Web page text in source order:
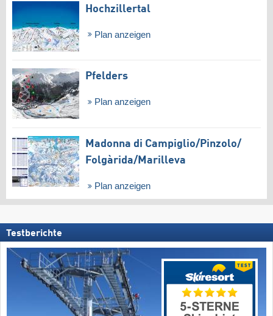
Hochzillertal
Plan anzeigen
Pfelders
Plan anzeigen
Madonna di Campiglio/​Pinzolo/​
Folgàrida/​Marilleva
Plan anzeigen
Testberichte